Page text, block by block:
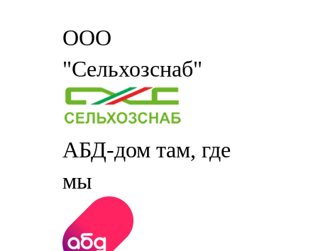
ООО
"Сельхозснаб"
АБД-дом там, где
мы